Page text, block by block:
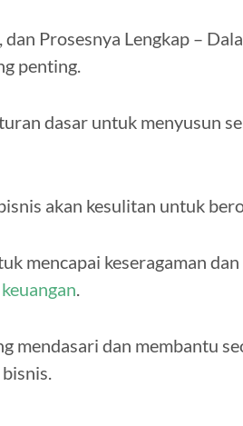
Prosesnya Lengkap –
penting.
dasar untuk menyusun
akan kesulitan untuk
mencapai keseragaman
mendasari dan membantu